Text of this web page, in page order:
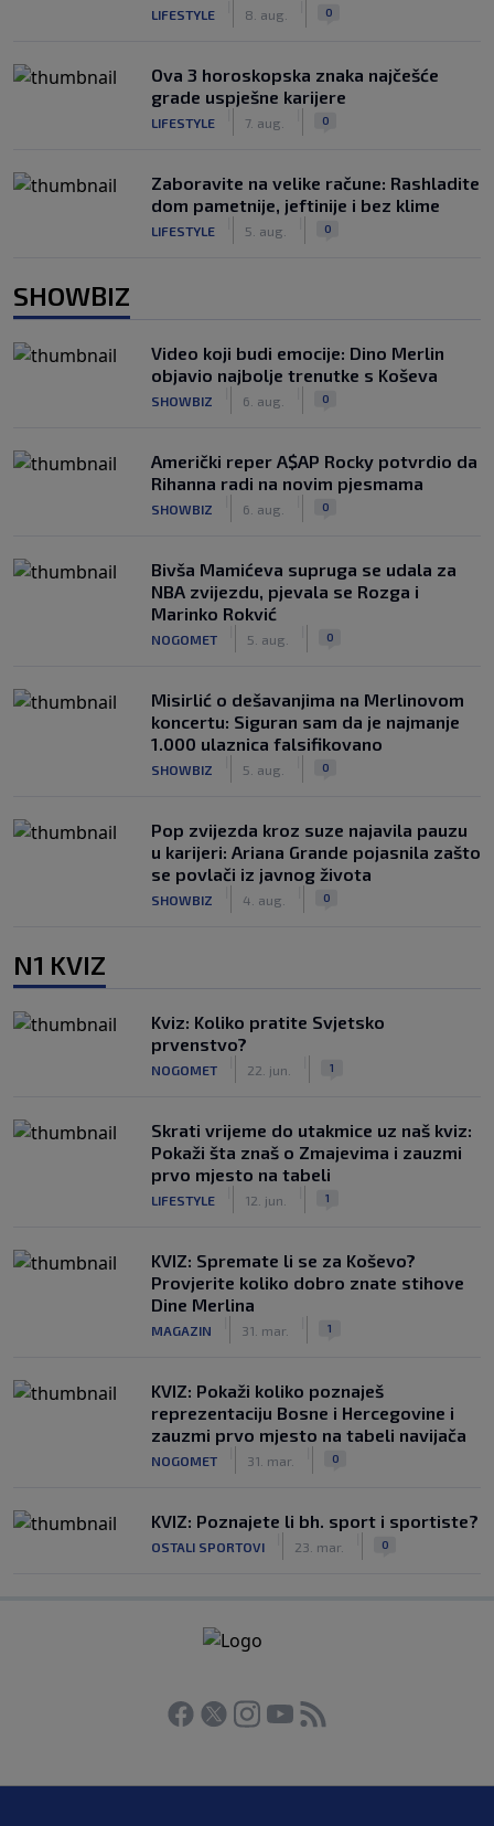
LIFESTYLE 8. aug. 0
Ova 3 horoskopska znaka najčešće
grade uspješne karijere
LIFESTYLE 7. aug. 0
Zaboravite na velike račune: Rashladite
dom pametnije, jeftinije i bez klime
LIFESTYLE 5. aug. 0
SHOWBIZ
Video koji budi emocije: Dino Merlin
objavio najbolje trenutke s Koševa
SHOWBIZ 6. aug. 0
Američki reper A$AP Rocky potvrdio da
Rihanna radi na novim pjesmama
SHOWBIZ 6. aug. 0
Bivša Mamićeva supruga se udala za
NBA zvijezdu, pjevala se Rozga i
Marinko Rokvić
NOGOMET 5. aug. 0
Misirlić o dešavanjima na Merlinovom
koncertu: Siguran sam da je najmanje
1.000 ulaznica falsifikovano
SHOWBIZ 5. aug. 0
Pop zvijezda kroz suze najavila pauzu
u karijeri: Ariana Grande pojasnila zašto
se povlači iz javnog života
SHOWBIZ 4. aug. 0
N1 KVIZ
Kviz: Koliko pratite Svjetsko
prvenstvo?
NOGOMET 22. jun. 1
Skrati vrijeme do utakmice uz naš kviz:
Pokaži šta znaš o Zmajevima i zauzmi
prvo mjesto na tabeli
LIFESTYLE 12. jun. 1
KVIZ: Spremate li se za Koševo?
Provjerite koliko dobro znate stihove
Dine Merlina
MAGAZIN 31. mar. 1
KVIZ: Pokaži koliko poznaješ
reprezentaciju Bosne i Hercegovine i
zauzmi prvo mjesto na tabeli navijača
NOGOMET 31. mar. 0
KVIZ: Poznajete li bh. sport i sportiste?
OSTALI SPORTOVI 23. mar. 0